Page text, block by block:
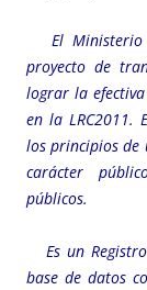
El Ministerio
proyecto de
lograr la
en la LRC2011.
los principios de
carácter
públicos.
Es un
base de datos